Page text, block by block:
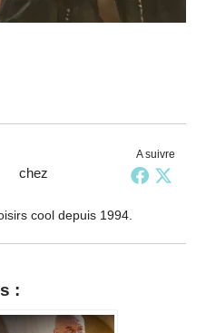
A suivre
cool depuis 1994.
: